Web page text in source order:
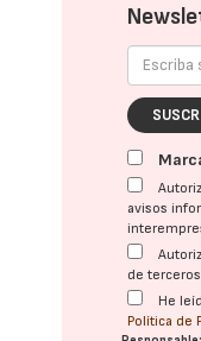
avisos
de
He
Política de